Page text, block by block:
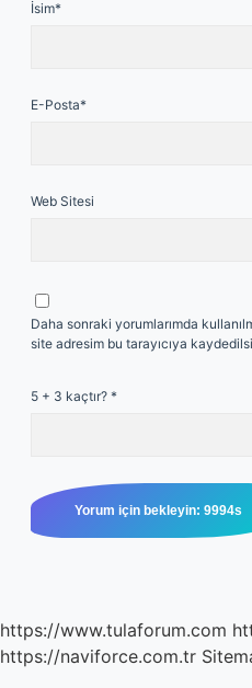
İsim*
E-Posta*
Web Sitesi
Daha sonraki yorumlarımda
site adresim bu tarayıcıya
5 + 3 kaçtır? *
https://www.tulaforum.com
https://naviforce.com.tr